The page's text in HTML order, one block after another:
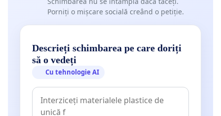
Porniți o mișcare socială creând o petiție.
Descrieți schimbarea pe care doriți
să o vedeți
Cu tehnologie AI